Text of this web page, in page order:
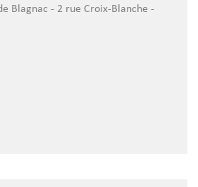
Blagnac - 2 rue Croix-Blanche -